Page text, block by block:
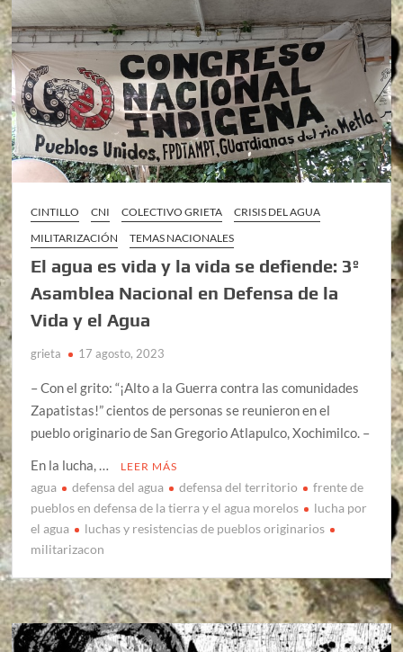
CINTILLO CNI COLECTIVO GRIETA
CRISIS DEL AGUA
MILITARIZACIÓN
TEMAS NACIONALES
El agua es vida y la vida se defiende: 3º
Asamblea Nacional en Defensa de la
Vida y el Agua
grieta 17 agosto, 2023
– Con el grito: “¡Alto a la Guerra contra las comunidades
Zapatistas!” cientos de personas se reunieron en el
pueblo originario de San Gregorio Atlapulco, Xochimilco. –
En la lucha, …
LEER MÁS
agua defensa del agua defensa del territorio
frente de
pueblos en defensa de la tierra y el agua morelos
lucha por
el agua
luchas y resistencias de pueblos originarios
militarizacon